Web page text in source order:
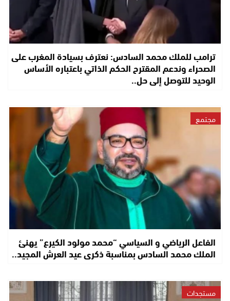
ترامب للملك محمد السادس: نعترف بسيادة المغرب على
الصحراء وندعم المقترح الحكم الذاتي باعتباره الأساس
الوحيد للتوصل إلى حل..
مجتمع
الفاعل الرياضي و السياسي “محمد مولود الكيرع” يهنئ
الملك محمد السادس بمناسبة ذكرى عيد العرش المجيد..
مستجدات